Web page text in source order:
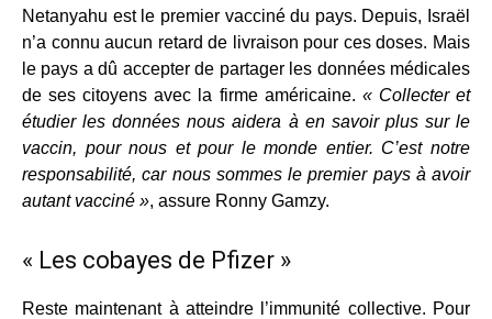
Netanyahu est le premier vacciné du pays. Depuis, Israël
n’a connu aucun retard de livraison pour ces doses. Mais
le pays a dû accepter de partager les données médicales
de ses citoyens avec la firme américaine. « Collecter et
étudier les données nous aidera à en savoir plus sur le
vaccin, pour nous et pour le monde entier. C’est notre
responsabilité, car nous sommes le premier pays à avoir
autant vacciné », assure Ronny Gamzy.
« Les cobayes de Pfizer »
Reste maintenant à atteindre l’immunité collective. Pour